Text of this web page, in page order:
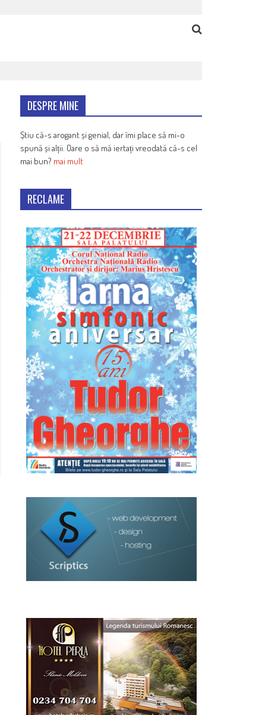
DESPRE MINE
Știu că-s arogant și genial, dar îmi place să mi-o
spună și alții. Oare o să mă iertați vreodată că-s cel
mai bun? mai mult
RECLAME